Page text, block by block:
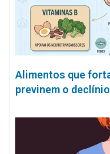
Alimentos que
previnem o